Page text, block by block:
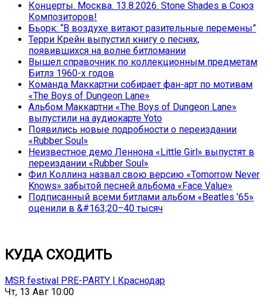
Концерты. Москва. 13.8.2026. Stone Shades в Союз
Композиторов!
Бьорк: “В воздухе витают разительные перемены”
Терри Крейн выпустил книгу о песнях,
появившихся на волне битломании
Вышел справочник по коллекционным предметам
Битлз 1960-х годов
Команда Маккартни собирает фан-арт по мотивам
«The Boys of Dungeon Lane»
Альбом Маккартни «The Boys of Dungeon Lane»
выпустили на аудиокарте Yoto
Появились новые подробности о переиздании
«Rubber Soul»
Неизвестное демо Леннона «Little Girl» выпустят в
переиздании «Rubber Soul»
Фил Коллинз назвал свою версию «Tomorrow Never
Knows» забытой песней альбома «Face Value»
Подписанный всеми битлами альбом «Beatles ’65»
оценили в &#163;20–40 тысяч
КУДА СХОДИТЬ
MSR festival PRE-PARTY | Краснодар
Чт, 13 Авг 10:00